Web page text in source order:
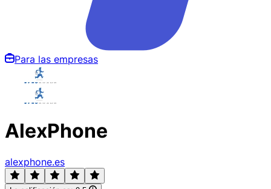
Para las empresas
AlexPhone
alexphone.es